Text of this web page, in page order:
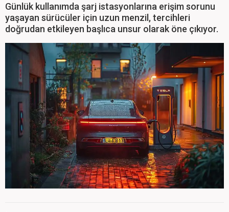
Günlük kullanımda şarj istasyonlarına erişim sorunu
yaşayan sürücüler için uzun menzil, tercihleri
doğrudan etkileyen başlıca unsur olarak öne çıkıyor.